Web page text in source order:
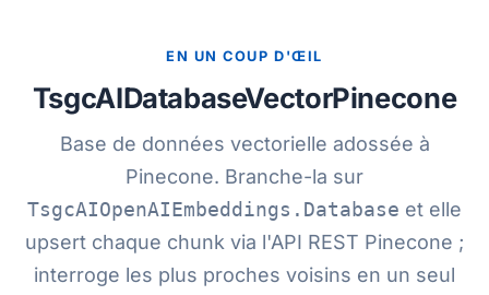
EN UN COUP D'ŒIL
TsgcAIDatabaseVectorPinecone
Base de données vectorielle adossée à
Pinecone. Branche-la sur
TsgcAIOpenAIEmbeddings.Database et elle
upsert chaque chunk via l'API REST Pinecone ;
interroge les plus proches voisins en un seul